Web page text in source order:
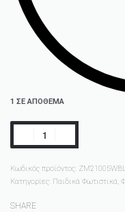
1 ΣΕ ΑΠΌΘΕΜΑ
Κωδικός προϊόντος:
Κατηγορίες: Παιδικά Φωτιστικά,
SHARE